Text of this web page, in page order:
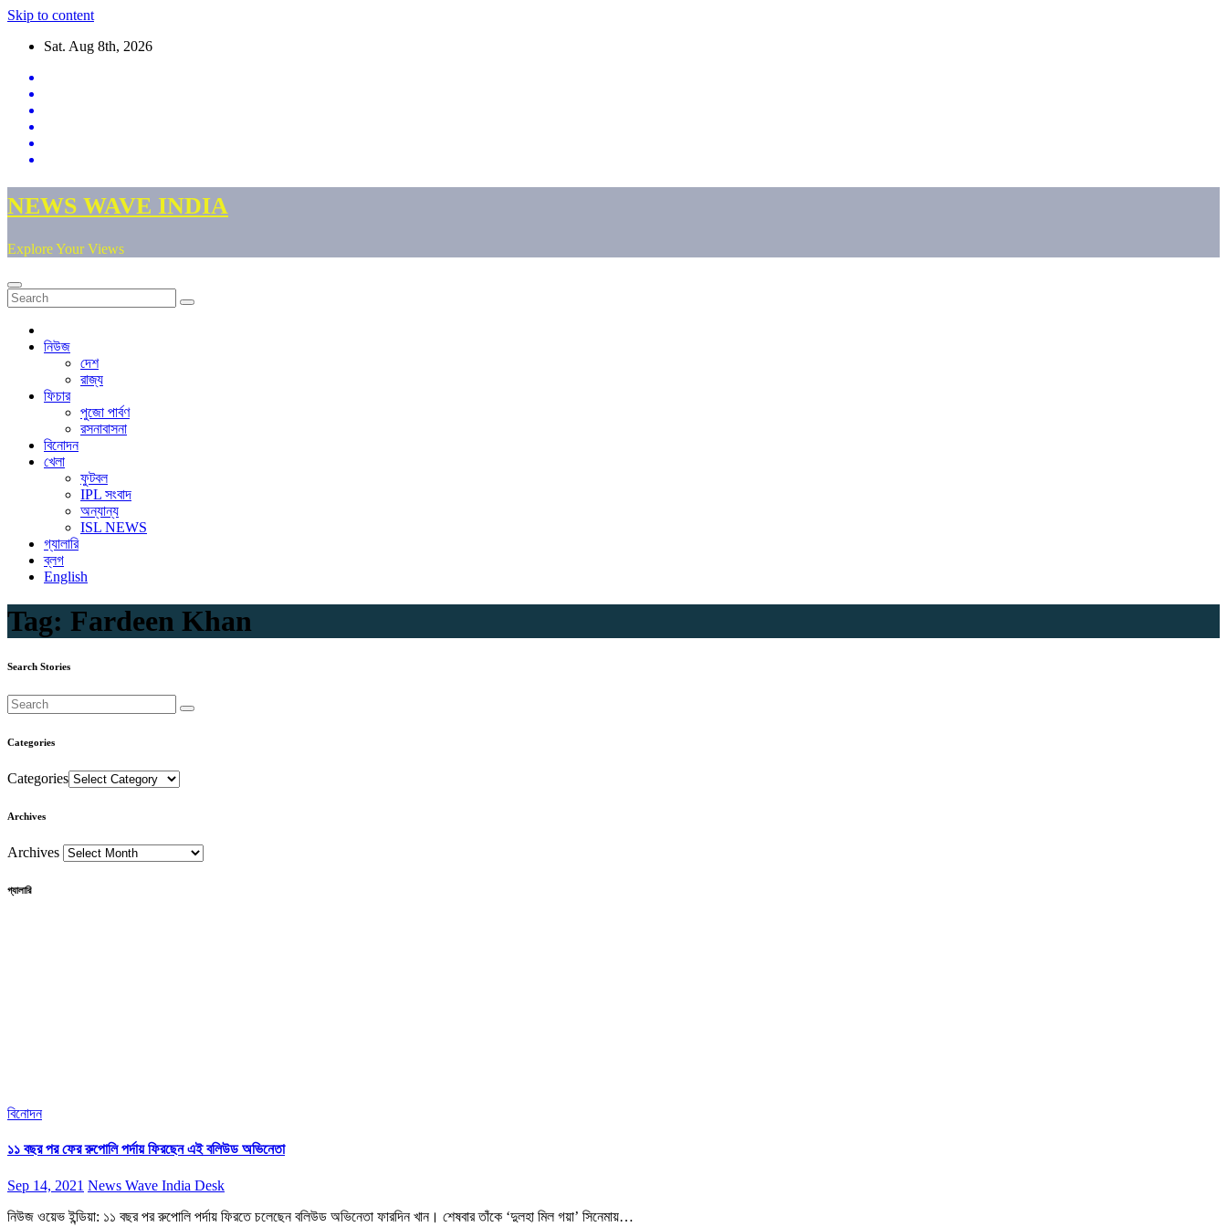
Skip to content
Sat. Aug 8th, 2026
NEWS WAVE INDIA
Explore Your Views
নিউজ
দেশ
রাজ্য
ফিচার
পুজো পার্বণ
রসনাবাসনা
বিনোদন
খেলা
ফুটবল
IPL সংবাদ
অন্যান্য
ISL NEWS
গ্যালারি
ব্লগ
English
Tag: Fardeen Khan
Search Stories
Categories
Categories
Archives
Archives
গ্যালারি
বিনোদন
১১ বছর পর ফের রুপোলি পর্দায় ফিরছেন এই বলিউড অভিনেতা
Sep 14, 2021 News Wave India Desk
নিউজ ওয়েভ ইন্ডিয়া: ১১ বছর পর রুপোলি পর্দায় ফিরতে চলেছেন বলিউড অভিনেতা ফারদিন খান। শেষবার তাঁকে ‘দুলহা মিল গয়া’ সিনেমায়…